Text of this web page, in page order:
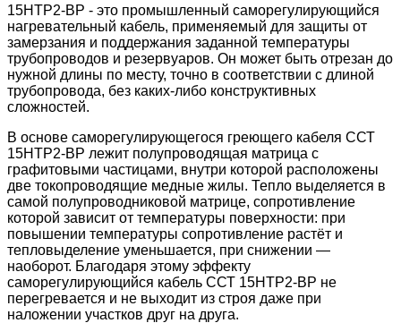
15НТР2-ВР - это промышленный саморегулирующийся
нагревательный кабель, применяемый для защиты от
замерзания и поддержания заданной температуры
трубопроводов и резервуаров. Он может быть отрезан до
нужной длины по месту, точно в соответствии с длиной
трубопровода, без каких-либо конструктивных
сложностей.
В основе саморегулирующегося греющего кабеля ССТ
15НТР2-ВР лежит полупроводящая матрица с
графитовыми частицами, внутри которой расположены
две токопроводящие медные жилы. Тепло выделяется в
самой полупроводниковой матрице, сопротивление
которой зависит от температуры поверхности: при
повышении температуры сопротивление растёт и
тепловыделение уменьшается, при снижении —
наоборот. Благодаря этому эффекту
саморегулирующийся кабель ССТ 15НТР2-ВР не
перегревается и не выходит из строя даже при
наложении участков друг на друга.